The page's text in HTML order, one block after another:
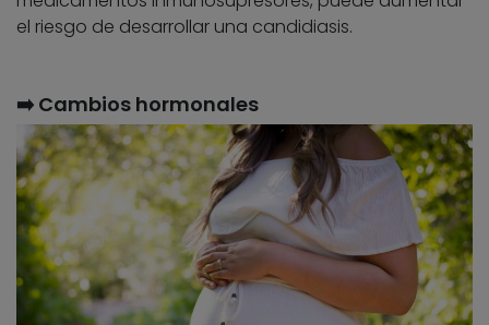
el riesgo de desarrollar una candidiasis.
➡️ Cambios hormonales